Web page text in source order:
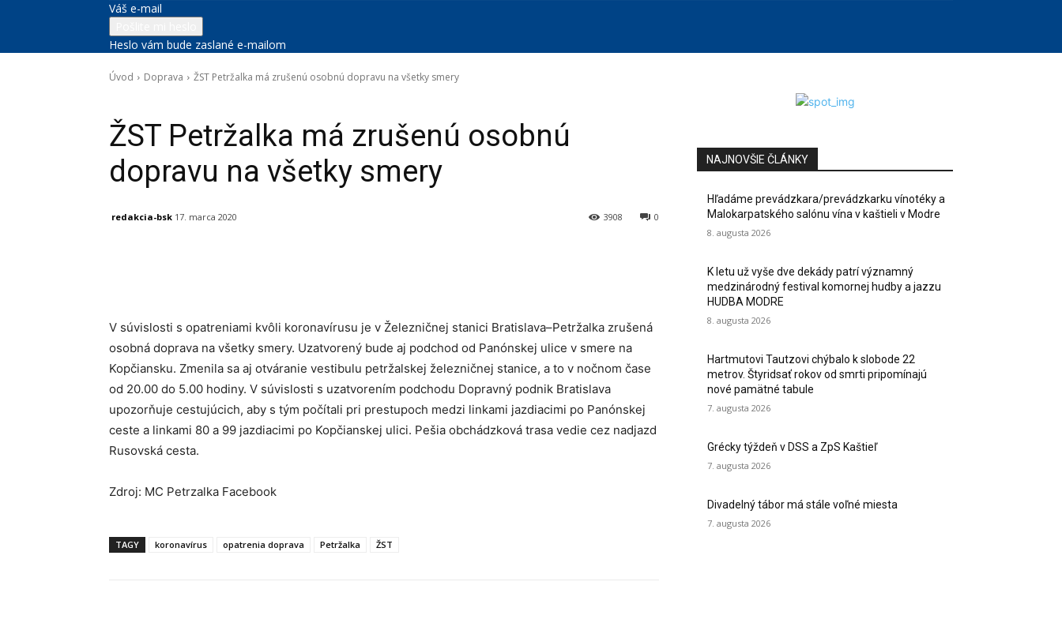
Váš e-mail
Heslo vám bude zaslané e-mailom
Úvod Doprava ŽST Petržalka má zrušenú osobnú dopravu na všetky smery
ŽST Petržalka má zrušenú osobnú
dopravu na všetky smery
redakcia-bsk 17. marca 2020 0
3908
V súvislosti s opatreniami kvôli koronavírusu je v Železničnej stanici Bratislava–Petržalka zrušená
osobná doprava na všetky smery. Uzatvorený bude aj podchod od Panónskej ulice v smere na
Kopčiansku. Zmenila sa aj otváranie vestibulu petržalskej železničnej stanice, a to v nočnom čase
od 20.00 do 5.00 hodiny. V súvislosti s uzatvorením podchodu Dopravný podnik Bratislava
upozorňuje cestujúcich, aby s tým počítali pri prestupoch medzi linkami jazdiacimi po Panónskej
ceste a linkami 80 a 99 jazdiacimi po Kopčianskej ulici. Pešia obchádzková trasa vedie cez nadjazd
Rusovská cesta.
Zdroj: MC Petrzalka Facebook
TAGY koronavírus opatrenia doprava Petržalka ŽST
NAJNOVŠIE ČLÁNKY
Hľadáme prevádzkara/prevádzkarku vínotéky a
Malokarpatského salónu vína v kaštieli v Modre
8. augusta 2026
K letu už vyše dve dekády patrí významný
medzinárodný festival komornej hudby a jazzu
HUDBA MODRE
8. augusta 2026
Hartmutovi Tautzovi chýbalo k slobode 22
metrov. Štyridsať rokov od smrti pripomínajú
nové pamätné tabule
7. augusta 2026
Grécky týždeň v DSS a ZpS Kaštieľ
7. augusta 2026
Divadelný tábor má stále voľné miesta
7. augusta 2026